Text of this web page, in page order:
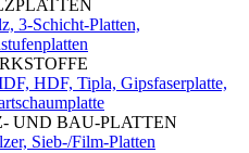
3-Schicht-Platten,
HDF, Tipla, Gipsfaserplatte,
UND BAU-PLATTEN
Sieb-/Film-Platten